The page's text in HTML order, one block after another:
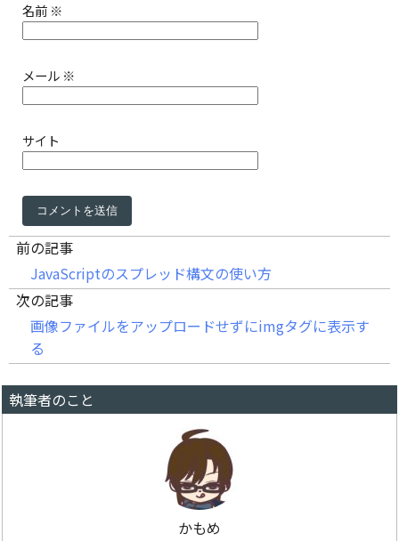
名前 ※
メール ※
サイト
前の記事
JavaScriptのスプレッド構文の使い方
次の記事
画像ファイルをアップロードせずにimgタグに表示す
る
執筆者のこと
かもめ